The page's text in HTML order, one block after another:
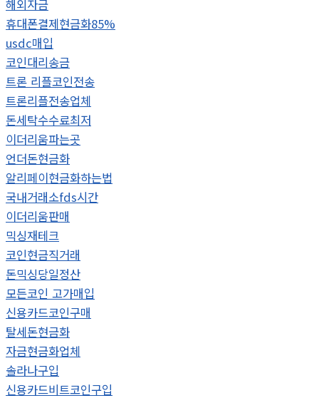
해외자금
휴대폰결제현금화85%
usdc매입
코인대리송금
트론 리플코인전송
트론리플전송업체
돈세탁수수료최저
이더리움파는곳
언더돈현금화
알리페이현금화하는법
국내거래소fds시간
이더리움판매
믹싱재테크
코인현금직거래
돈믹싱당일정산
모든코인 고가매입
신용카드코인구매
탈세돈현금화
자금현금화업체
솔라나구입
신용카드비트코인구입